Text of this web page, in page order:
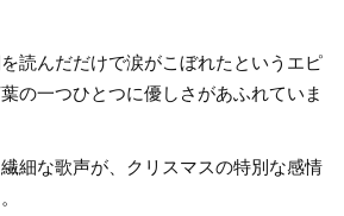
読んだだけで涙がこぼれたというエピ
の一つひとつに優しさがあふれていま
細な歌声が、クリスマスの特別な感情